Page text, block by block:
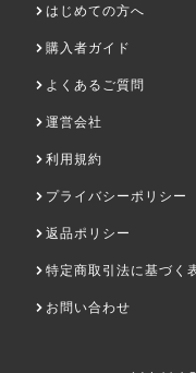
はじめての方へ
購入者ガイド
よくあるご質問
運営会社
利用規約
プライバシーポリシー
返品ポリシー
特定商取引法に基づく
お問い合わせ